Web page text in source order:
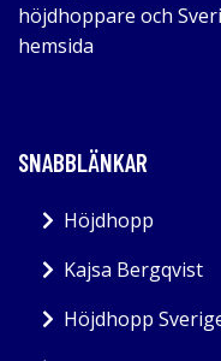
höjdhoppare och
hemsida
SNABBLÄNKAR
Höjdhopp
Kajsa Bergqvist
Höjdhopp